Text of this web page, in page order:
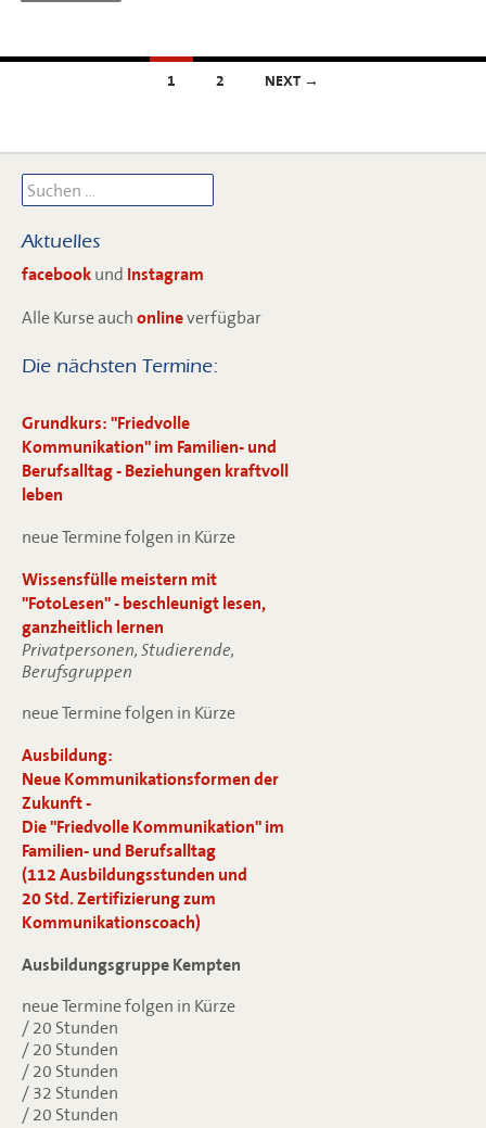
1 2 NEXT →
nach:
Aktuelles
facebook und Instagram
Alle Kurse auch onlineverfügbar
Die nächsten Termine:
Grundkurs: "Friedvolle
Kommunikation" im Familien- und
Berufsalltag - Beziehungen kraftvoll
leben
neue Termine folgen in Kürze
Wissensfülle meistern mit
"FotoLesen" - beschleunigt lesen,
ganzheitlich lernen
Privatpersonen, Studierende,
Berufsgruppen
neue Termine folgen in Kürze
Ausbildung:
Neue Kommunikationsformen der
Zukunft -
Die "Friedvolle Kommunikation" im
Familien- und Berufsalltag
(112 Ausbildungsstunden und
20 Std. Zertifizierung zum
Kommunikationscoach)
Ausbildungsgruppe Kempten
neue Termine folgen in Kürze
/ 20 Stunden
/ 20 Stunden
/ 20 Stunden
/ 32 Stunden
/ 20 Stunden